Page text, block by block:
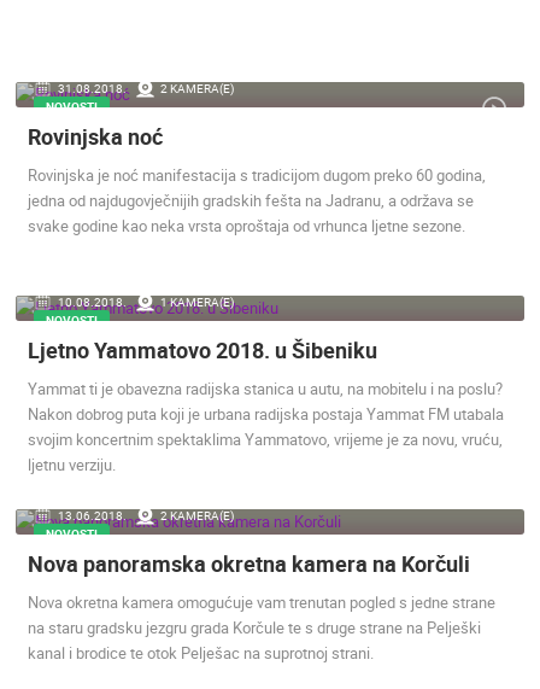
31.08.2018.
2 KAMERA(E)
NOVOSTI
Rovinjska noć
Rovinjska je noć manifestacija s tradicijom dugom preko 60 godina,
jedna od najdugovječnijih gradskih fešta na Jadranu, a održava se
svake godine kao neka vrsta oproštaja od vrhunca ljetne sezone.
10.08.2018.
1 KAMERA(E)
NOVOSTI
Ljetno Yammatovo 2018. u Šibeniku
Yammat ti je obavezna radijska stanica u autu, na mobitelu i na poslu?
Nakon dobrog puta koji je urbana radijska postaja Yammat FM utabala
svojim koncertnim spektaklima Yammatovo, vrijeme je za novu, vruću,
ljetnu verziju.
13.06.2018.
2 KAMERA(E)
NOVOSTI
Nova panoramska okretna kamera na Korčuli
Nova okretna kamera omogućuje vam trenutan pogled s jedne strane
na staru gradsku jezgru grada Korčule te s druge strane na Pelješki
kanal i brodice te otok Pelješac na suprotnoj strani.